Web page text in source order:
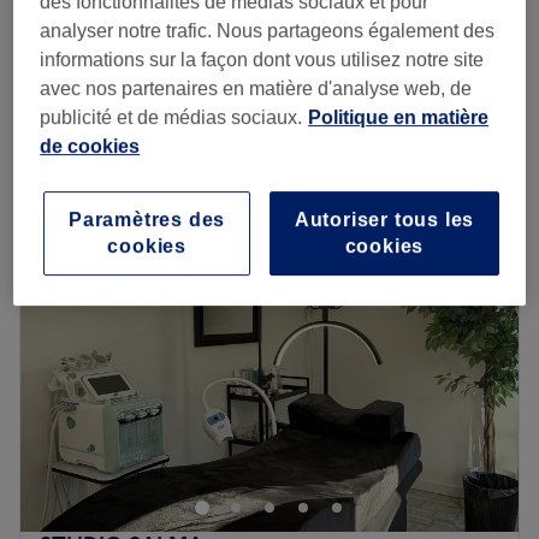
35 min
Garçon - Coupe tondeuse
20 min
10 €
Je veux en savoir plus
Mardi
10:00–20:00
Mercredi
10:00–
Jeudi
10:00
20:00
Dimanche
10:00 20:00
Maison du barber est un barbier et coiffeur exclusivement
masculin, situé dans le centre-ville de Juvisy-sur-Orge, à
300 mètres de la gare RER.
Ce salon vous interpelle par sa jolie vitrine mais c’est à
analyser notre trafic. Nous partageons également des
informations sur la façon dont vous utilisez notre site
avec nos partenaires en matière d'analyse web, de
publicité et de médias sociaux. Politique en matière
de cookies
Autoriser tous les
cookies
Paramètres des
cookies